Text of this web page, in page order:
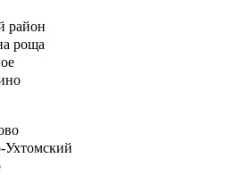
район
роща
Ухтомский